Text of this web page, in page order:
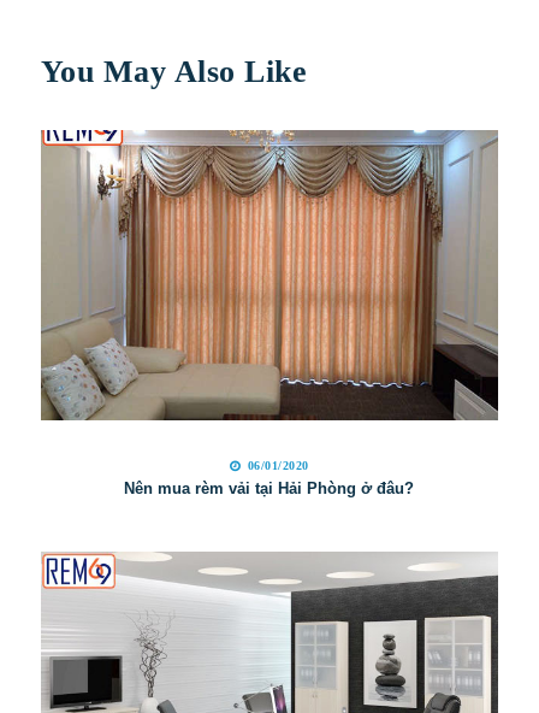
You May Also Like
06/01/2020
Nên mua rèm vải tại Hải Phòng ở đâu?